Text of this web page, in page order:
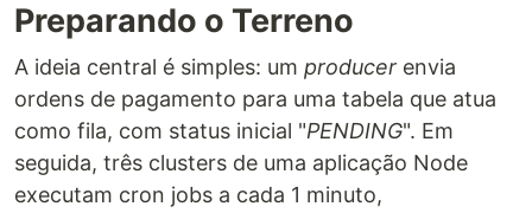
Preparando o Terreno
A ideia central é simples: um producer envia
ordens de pagamento para uma tabela que atua
como fila, com status inicial "PENDING". Em
seguida, três clusters de uma aplicação Node
executam cron jobs a cada 1 minuto,